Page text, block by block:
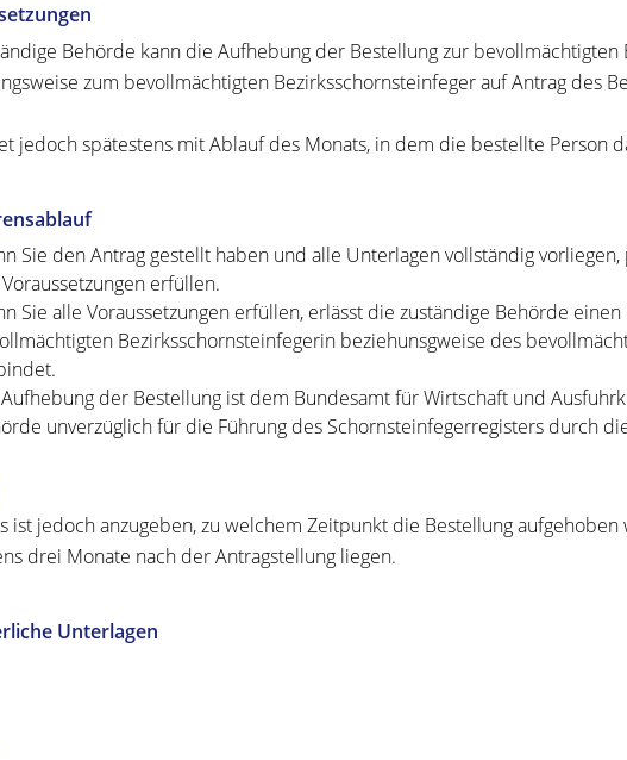
Behörde kann die Aufhebung der Bestellung zur
zum bevollmächtigten Bezirksschornsteinfeger auf Antrag des
jedoch spätestens mit Ablauf des Monats, in dem die bestellte Person
Sie den Antrag gestellt haben und alle Unterlagen vollständig
erfüllen.
Sie alle Voraussetzungen erfüllen, erlässt die zuständige Behörde
Bezirksschornsteinfegerin beziehunsgweise des
der Bestellung ist dem Bundesamt für Wirtschaft und
unverzüglich für die Führung des Schornsteinfegerregisters durch
ist jedoch anzugeben, zu welchem Zeitpunkt die Bestellung
drei Monate nach der Antragstellung liegen.
Unterlagen